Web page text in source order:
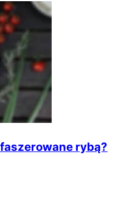
rybą?